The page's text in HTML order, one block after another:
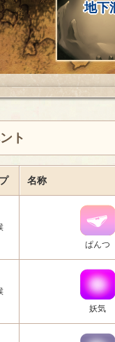
地下
ト
名称
ぱんつ
妖気